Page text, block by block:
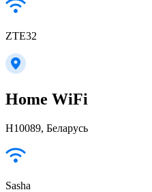
ZTE32
Home WiFi
Н10089, Беларусь
Sasha